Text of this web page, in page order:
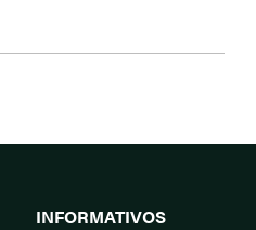
INFORMATIVOS